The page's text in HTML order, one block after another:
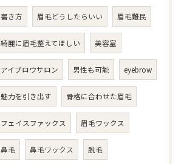
書き方 眉毛どうしたらいい 眉毛難民
綺麗に眉毛整えてほしい 美容室
アイブロウサロン 男性も可能 eyebrow
魅力を引き出す 骨格に合わせた眉毛
フェイスファックス 眉毛ワックス
鼻毛 鼻毛ワックス 脱毛